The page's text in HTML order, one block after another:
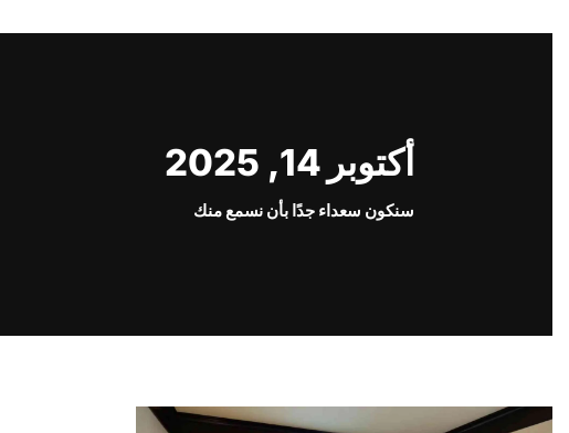
أكتوبر 14, 2025
سنكون سعداء جدًا بأن نسمع منك